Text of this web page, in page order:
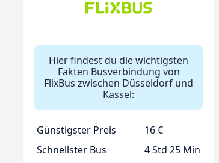
Hier findest du die wichtigsten
Fakten Busverbindung von
FlixBus zwischen Düsseldorf und
Kassel:
Günstigster Preis
16 €
Schnellster Bus
4 Std 25 Min